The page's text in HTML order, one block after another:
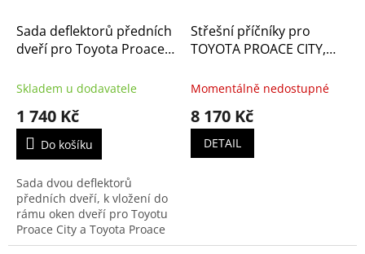
Sada deflektorů předních
dveří pro Toyota Proace
(PZ4L0H5530)
Skladem u dodavatele
1 740 Kč
Do košíku
Sada dvou deflektorů
předních dveří, k vložení do
rámu oken dveří pro Toyotu
Proace City a Toyota Proace
City Verso.
Střešní příčníky pro
TOYOTA PROACE CITY,
Momentálně nedostupné
8 170 Kč
DETAIL